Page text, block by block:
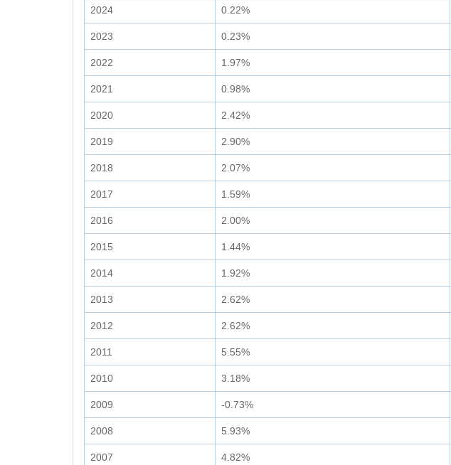
2024 0.22%
2023 0.23%
2022 1.97%
2021 0.98%
2020 2.42%
2019 2.90%
2018 2.07%
2017 1.59%
2016 2.00%
2015 1.44%
2014 1.92%
2013 2.62%
2012 2.62%
2011 5.55%
2010 3.18%
2009 -0.73%
2008 5.93%
2007 4.82%